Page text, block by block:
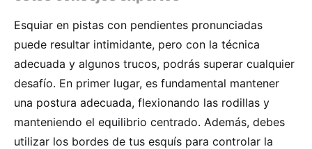
Esquiar en pistas con pendientes pronunciadas
puede resultar intimidante, pero con la técnica
adecuada y algunos trucos, podrás superar cualquier
desafío. En primer lugar, es fundamental mantener
una postura adecuada, flexionando las rodillas y
manteniendo el equilibrio centrado. Además, debes
utilizar los bordes de tus esquís para controlar la